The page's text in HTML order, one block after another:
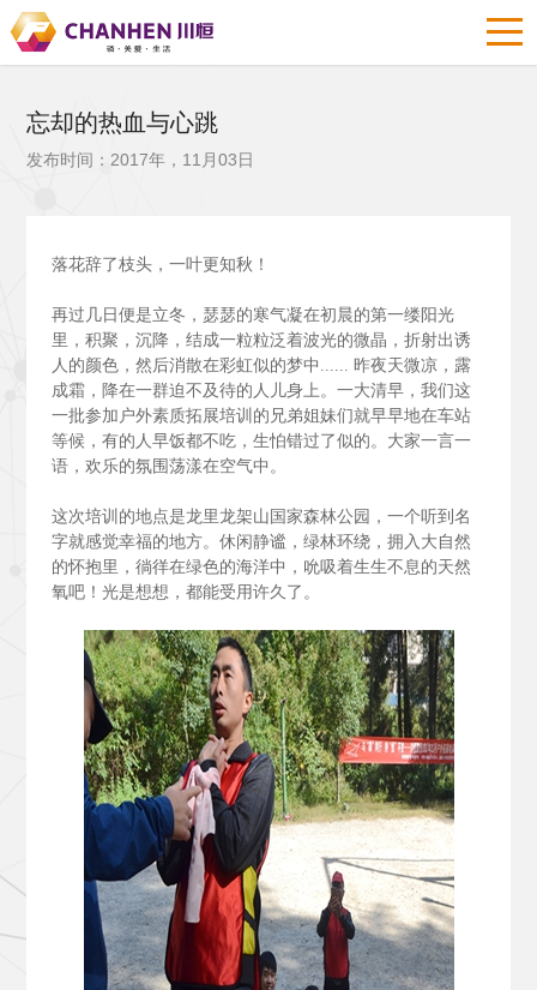
忘却的热血与心跳
发布时间：2017年，11月03日
落花辞了枝头，一叶更知秋！
再过几日便是立冬，瑟瑟的寒气凝在初晨的第一缕阳光
里，积聚，沉降，结成一粒粒泛着波光的微晶，折射出诱
人的颜色，然后消散在彩虹似的梦中...... 昨夜天微凉，露
成霜，降在一群迫不及待的人儿身上。一大清早，我们这
一批参加户外素质拓展培训的兄弟姐妹们就早早地在车站
等候，有的人早饭都不吃，生怕错过了似的。大家一言一
语，欢乐的氛围荡漾在空气中。
这次培训的地点是龙里龙架山国家森林公园，一个听到名
字就感觉幸福的地方。休闲静谧，绿林环绕，拥入大自然
的怀抱里，徜徉在绿色的海洋中，吮吸着生生不息的天然
氧吧！光是想想，都能受用许久了。